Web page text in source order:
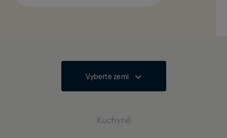
Vyberte zemi
Kuchyně